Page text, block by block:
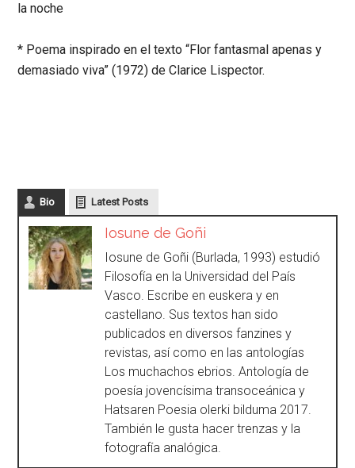
la noche
* Poema inspirado en el texto “Flor fantasmal apenas y
demasiado viva” (1972) de Clarice Lispector.
Bio Latest Posts
Iosune de Goñi
Iosune de Goñi (Burlada, 1993) estudió
Filosofía en la Universidad del País
Vasco. Escribe en euskera y en
castellano. Sus textos han sido
publicados en diversos fanzines y
revistas, así como en las antologías
Los muchachos ebrios. Antología de
poesía jovencísima transoceánica y
Hatsaren Poesia olerki bilduma 2017.
También le gusta hacer trenzas y la
fotografía analógica.